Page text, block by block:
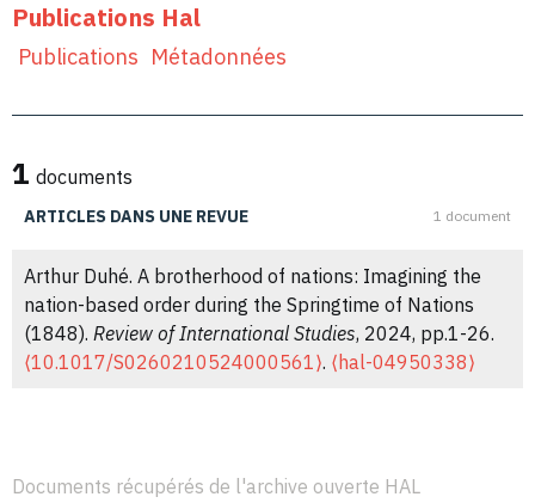
Publications Hal
Publications Métadonnées
1 documents
ARTICLES DANS UNE REVUE 1 document
Arthur Duhé. A brotherhood of nations: Imagining the
nation-based order during the Springtime of Nations
(1848). Review of International Studies, 2024, pp.1-26.
⟨10.1017/S0260210524000561⟩. ⟨hal-04950338⟩
Documents récupérés de l'archive ouverte HAL